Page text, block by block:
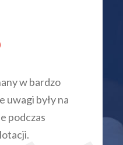
w bardzo
uwagi były na
podczas